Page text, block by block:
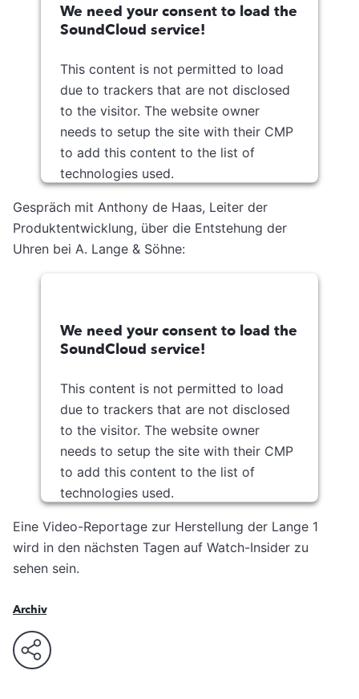
We need your consent to load the
SoundCloud service!
This content is not permitted to load
due to trackers that are not disclosed
to the visitor. The website owner
needs to setup the site with their CMP
to add this content to the list of
technologies used.
Powered by Usercentrics Consent
Management Platform
Gespräch mit Anthony de Haas, Leiter der
Produktentwicklung, über die Entstehung der
Uhren bei A. Lange & Söhne:
We need your consent to load the
SoundCloud service!
This content is not permitted to load
due to trackers that are not disclosed
to the visitor. The website owner
needs to setup the site with their CMP
to add this content to the list of
technologies used.
Powered by Usercentrics Consent
Management Platform
Eine Video-Reportage zur Herstellung der Lange 1
wird in den nächsten Tagen auf Watch-Insider zu
sehen sein.
Archiv